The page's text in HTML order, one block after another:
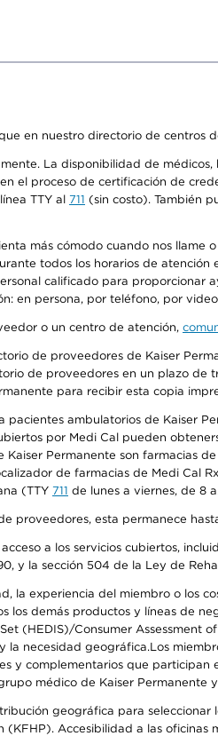
en nuestro directorio de centros
La disponibilidad de
el proceso de certificación de
TTY al 711 (sin costo). También
más cómodo cuando nos
todos los horarios de
calificado para
en persona, por teléfono, por
o un centro de atención,
de proveedores de Kaiser
de proveedores en un plazo
para recibir esta copia
ambulatorios de Kaiser
por Medi Cal pueden
Permanente son farmacias
de farmacias de Medi Cal
(TTY 711 de lunes a viernes, de 8
proveedores, esta permanece
a los servicios cubiertos,
y la sección 504 de la Ley de
la experiencia del miembro o los
los demás productos y líneas de
(HEDIS)/Consumer Assessment
necesidad geográfica.Los
y complementarios que
médico de Kaiser
geográfica para
Accesibilidad a las